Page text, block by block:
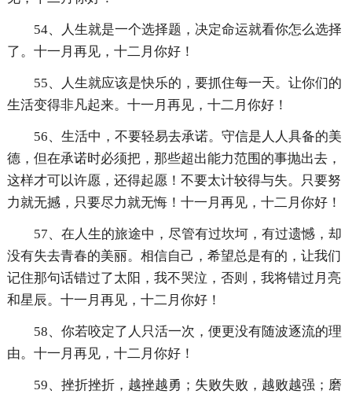
54、人生就是一个选择题，决定命运就看你怎么选择
了。十一月再见，十二月你好！
55、人生就应该是快乐的，要抓住每一天。让你们的
生活变得非凡起来。十一月再见，十二月你好！
56、生活中，不要轻易去承诺。守信是人人具备的美
德，但在承诺时必须把，那些超出能力范围的事抛出去，
这样才可以许愿，还得起愿！不要太计较得与失。只要努
力就无撼，只要尽力就无悔！十一月再见，十二月你好！
57、在人生的旅途中，尽管有过坎坷，有过遗憾，却
没有失去青春的美丽。相信自己，希望总是有的，让我们
记住那句话错过了太阳，我不哭泣，否则，我将错过月亮
和星辰。十一月再见，十二月你好！
58、你若咬定了人只活一次，便更没有随波逐流的理
由。十一月再见，十二月你好！
59、挫折挫折，越挫越勇；失败失败，越败越强；磨